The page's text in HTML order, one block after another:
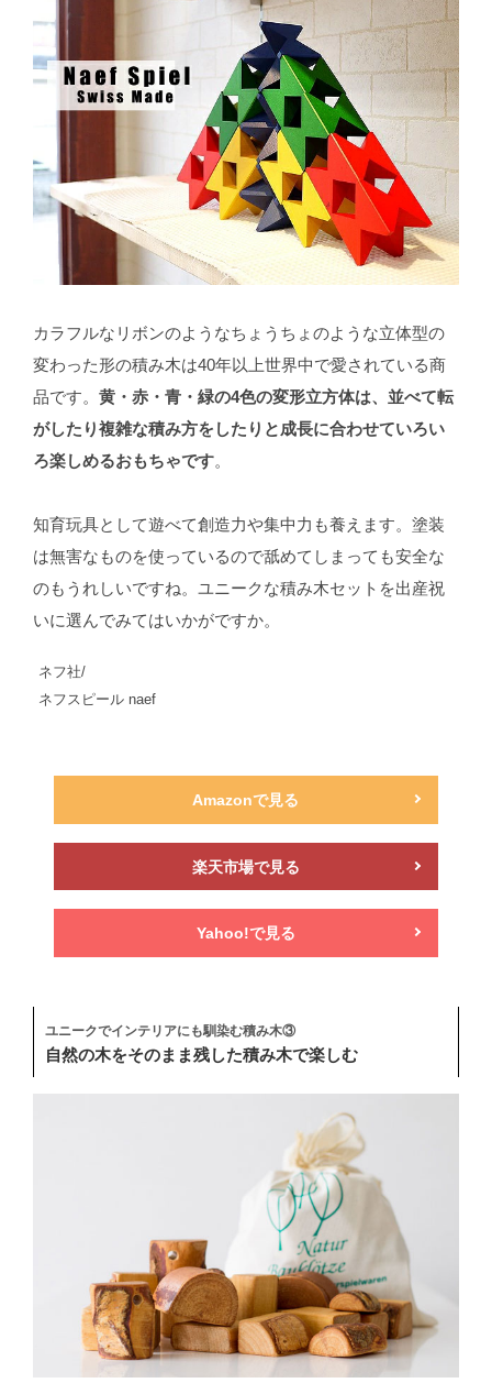
カラフルなリボンのようなちょうちょのような立体型の
変わった形の積み木は40年以上世界中で愛されている商
品です。 黄・赤・青・緑の4色の変形立方体は、並べて転
がしたり複雑な積み方をしたりと成長に合わせていろい
ろ楽しめるおもちゃです。
知育玩具として遊べて創造力や集中力も養えます。塗装
は無害なものを使っているので舐めてしまっても安全な
のもうれしいですね。ユニークな積み木セットを出産祝
いに選んでみてはいかがですか。
ネフ社/
ネフスピール naef
Amazonで見る
楽天市場で見る
Yahoo!で見る
ユニークでインテリアにも馴染む積み木③
自然の木をそのまま残した積み木で楽しむ